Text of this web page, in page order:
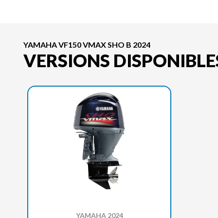
YAMAHA VF150 VMAX SHO B 2024
VERSIONS
YAMAHA 2024